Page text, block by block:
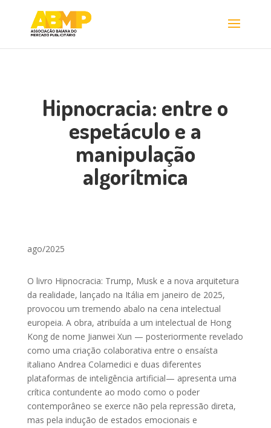
Hipnocracia: entre o
espetáculo e a
manipulação
algorítmica
ago/2025
O livro Hipnocracia: Trump, Musk e a nova arquitetura
da realidade, lançado na Itália em janeiro de 2025,
provocou um tremendo abalo na cena intelectual
europeia. A obra, atribuída a um intelectual de Hong
Kong de nome Jianwei Xun — posteriormente revelado
como uma criação colaborativa entre o ensaísta
italiano Andrea Colamedici e duas diferentes
plataformas de inteligência artificial— apresenta uma
crítica contundente ao modo como o poder
contemporâneo se exerce não pela repressão direta,
mas pela indução de estados emocionais e